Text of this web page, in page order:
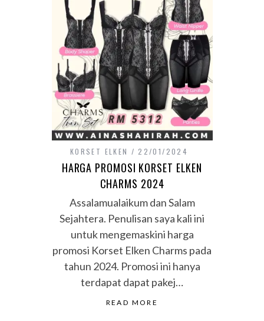
KORSET ELKEN 22/01/2024
HARGA PROMOSI KORSET ELKEN
CHARMS 2024
Assalamualaikum dan Salam
Sejahtera. Penulisan saya kali ini
untuk mengemaskini harga
promosi Korset Elken Charms pada
tahun 2024. Promosi ini hanya
terdapat dapat pakej…
READ MORE